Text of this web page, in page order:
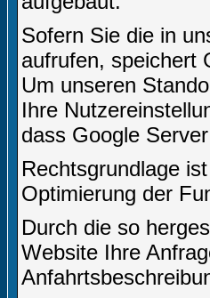
Sofern Sie die in
aufrufen, speichert
Um unseren
Ihre
dass Google
Rechtsgrundlage
Optimierung der
Durch die so
Website Ihre